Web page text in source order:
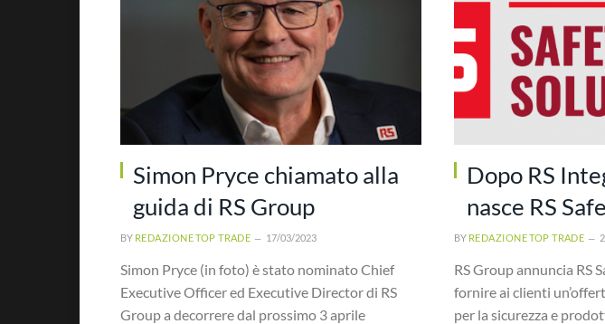
Simon Pryce chiamato alla
guida di RS Group
BY REDAZIONE TOP TRADE 17/03/2023
Simon Pryce (in foto) è stato nominato Chief
Executive Officer ed Executive Director di RS
Group a decorrere dal prossimo 3 aprile
Dopo RS
nasce RS
BY REDAZIONE TOP TRADE
RS Group annuncia RS
fornire ai clienti
per la sicurezza e